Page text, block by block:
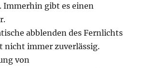
Immerhin gibt es einen
abblenden des Fernlichts
immer zuverlässig.
von